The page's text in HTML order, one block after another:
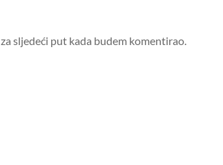
sljedeći put kada budem komentirao.